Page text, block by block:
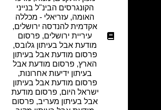
הקונגרסים הבינ"ל בנייני
האומה, עזריאלי - מכללה
אקדמית להנדסה ירושלים,
עיריית ירושלים, פרסום
מודעת אבל בעיתון גלובס,
פרסום מודעת אבל בעיתון
הארץ, פרסום מודעת אבל
בעיתון ידיעות אחרונות,
פרסום מודעת אבל בעיתון
ישראל היום, פרסום מודעת
אבל בעיתון מעריב, פרסום